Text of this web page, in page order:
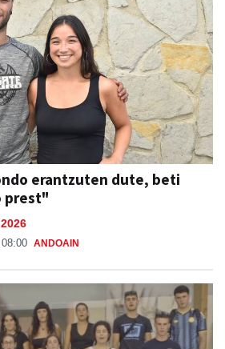
erantzuten dute, beti
prest"
ANDOAIN